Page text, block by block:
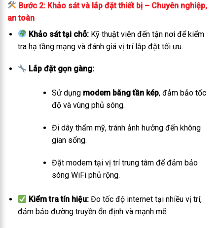
Bước 2: Khảo sát và lắp đặt thiết bị – Chuyên nghiệp,
an toàn
Khảo sát tại chỗ: Kỹ thuật viên đến tận nơi để kiểm
tra hạ tầng mạng và đánh giá vị trí lắp đặt tối ưu.
Lắp đặt gọn gàng:
Sử dụng modem băng tần kép, đảm bảo tốc
độ và vùng phủ sóng.
Đi dây thẩm mỹ, tránh ảnh hưởng đến không
gian sống.
Đặt modem tại vị trí trung tâm để đảm bảo
sóng WiFi phủ rộng.
Kiểm tra tín hiệu: Đo tốc độ internet tại nhiều vị trí,
đảm bảo đường truyền ổn định và mạnh mẽ.